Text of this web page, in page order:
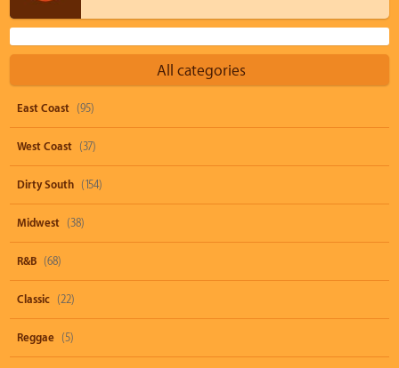
All categories
East Coast (95)
West Coast (37)
Dirty South (154)
Midwest (38)
R&B (68)
Classic (22)
Reggae (5)